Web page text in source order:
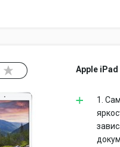
Apple iPad
1.